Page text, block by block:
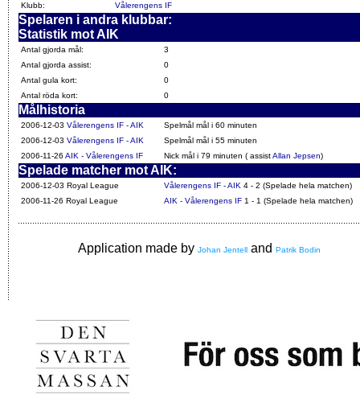
Klubb:
Vålerengens IF
Spelaren i andra klubbar:
Statistik mot AIK
Antal gjorda mål:
3
Antal gjorda assist:
0
Antal gula kort:
0
Antal röda kort:
0
Målhistoria
2006-12-03 Vålerengens IF - AIK
Spelmål mål i 60 minuten
2006-12-03 Vålerengens IF - AIK
Spelmål mål i 55 minuten
2006-11-26 AIK - Vålerengens IF Nick mål i 79 minuten ( assistAllan Jepsen)
Spelade matcher mot AIK:
2006-12-03 Royal League Vålerengens IF - AIK 4 - 2 (Spelade hela matchen)
2006-11-26 Royal League
AIK - Vålerengens IF 1 - 1 (Spelade hela matchen)
Application made by Johan Jentell and Patrik Bodin